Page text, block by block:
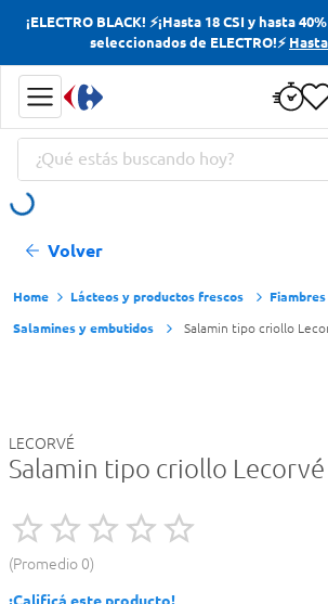
¡ELECTRO BLACK! ⚡¡Hasta 18 CSI y hasta
seleccionados de ELECTRO!⚡
¿Qué estás buscando hoy?
Volver
Lácteos y productos frescos
Fiambres
Salamines y embutidos
Salamin tipo criollo
LECORVÉ
Salamin tipo criollo
Promedio 0
Términos más buscados
Yerba
Cerveza
Papas Fritas
Términos más buscados
Yerba
Cerveza
Papas Fritas